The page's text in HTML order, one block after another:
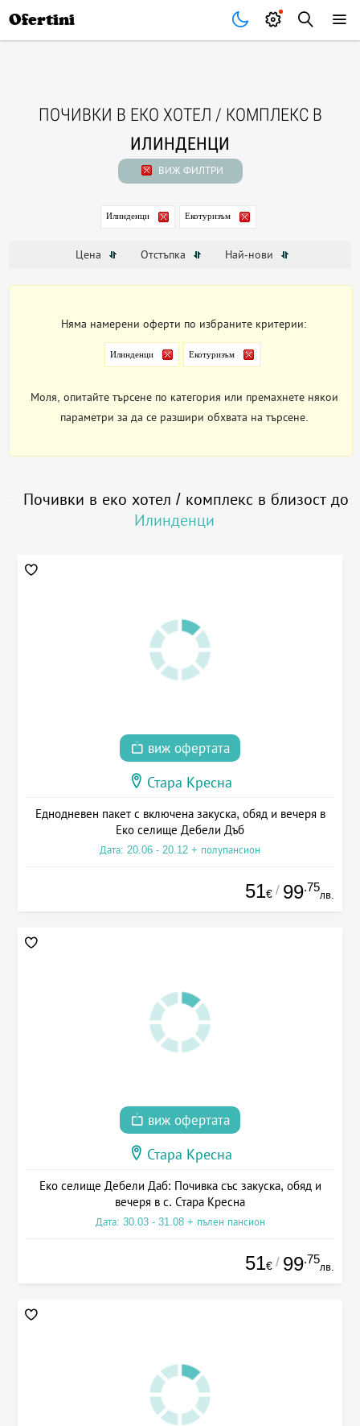
Ofertini
ПОЧИВКИ В ЕКО ХОТЕЛ / КОМПЛЕКС В
ИЛИНДЕНЦИ
ВИЖ ФИЛТРИ
Илинденци Екотуризъм
Цена Отстъпка Най-нови
Няма намерени оферти по избраните критерии:
Илинденци Екотуризъм
Моля, опитайте търсене по категория или премахнете някои
параметри за да се разшири обхвата на търсене.
Почивки в еко хотел / комплекс в близост до
Илинденци
виж офертата
Стара Кресна
Еднодневен пакет с включена закуска, обяд и вечеря в
Еко селище Дебели Дъб
Дата: 20.06 - 20.12 + полупансион
51€ / 99.75
лв.
виж офертата
Стара Кресна
Еко селище Дебели Даб: Почивка със закуска, обяд и
вечеря в с. Стара Кресна
Дата: 30.03 - 31.08 + пълен пансион
51€ / 99.75
лв.